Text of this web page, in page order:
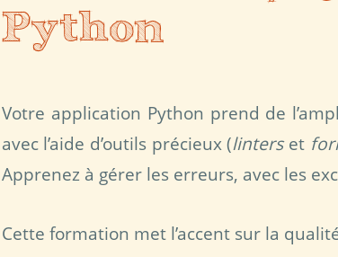
Python
Votre application Python prend de
avec l’aide d’outils précieux (linterset
Apprenez à gérer les erreurs, avec les
Cette formation met l’accent sur la